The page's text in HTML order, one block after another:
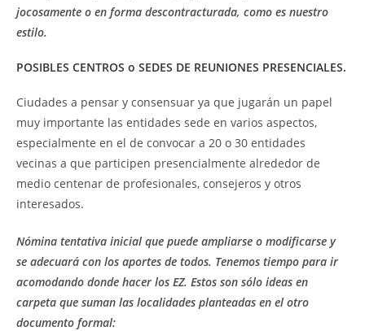
jocosamente o en forma descontracturada, como es nuestro
estilo.
POSIBLES CENTROS o SEDES DE REUNIONES PRESENCIALES.
Ciudades a pensar y consensuar ya que jugarán un papel
muy importante las entidades sede en varios aspectos,
especialmente en el de convocar a 20 o 30 entidades
vecinas a que participen presencialmente alrededor de
medio centenar de profesionales, consejeros y otros
interesados.
Nómina tentativa inicial que puede ampliarse o modificarse y
se adecuará con los aportes de todos. Tenemos tiempo para ir
acomodando donde hacer los EZ. Estos son sólo ideas en
carpeta que suman las localidades planteadas en el otro
documento formal: